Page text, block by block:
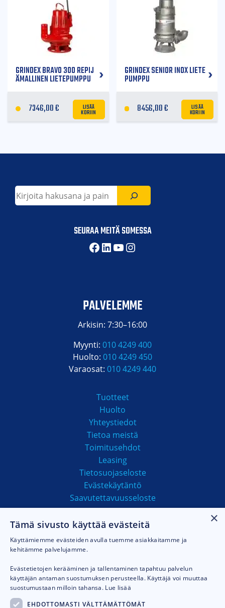
GRINDEX BRAVO 300 REPIJ
ÄMALLINEN LIETEPUMPPU
7346,00€ LISÄÄ
KORIIN
GRINDEX SENIOR INOX LIETE
PUMPPU
8456,00€ LISÄÄ
KORIIN
Etsi
SEURAA MEITÄ SOMESSA
Facebook
LinkedIn
YouTube
Instagram
PALVELEMME
Arkisin: 7:30–16:00
Myynti: 010 4249 400
Huolto: 010 4249 450
Varaosat: 010 4249 440
Tuotteet
Huolto
Yhteystiedot
Tietoa meistä
Toimitusehdot
Leasing
Tietosuojaseloste
Evästekäytäntö
Saavutettavuusseloste
MAKSUTAVAT
×
Tämä sivusto käyttää evästeitä
Käyttämiemme evästeiden avulla tuemme asiakkaitamme ja
kehitämme palvelujamme.
Evästetietojen kerääminen ja tallentaminen tapahtuu palvelun
käyttäjän antaman suostumuksen perusteella. Käyttäjä voi muuttaa
suostumustaan milloin tahansa. Lue lisää
EHDOTTOMASTI VÄLTTÄMÄTTÖMÄT